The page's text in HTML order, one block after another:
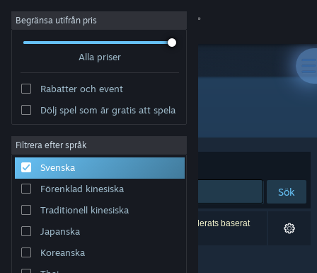
Logga in
Om
Support
Byt språk
Skaffa Steams mobilapp
Begränsa utifrån pris
Alla priser
Rabatter och event
Dölj spel som är gratis att spela
Filtrera efter språk
Svenska
Förenklad kinesiska
Traditionell kinesiska
Japanska
Koreanska
Utvecklare: Monocyte Games
Sortera efter Relevans
Sök
0 träffar matchade din sökning. 2 titlar har exkluderats baserat
på dina preferenser.